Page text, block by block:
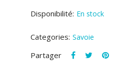
Disponibilité: En stock
Categories: Savoie
Partager